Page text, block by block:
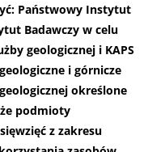
Państwowy Instytut
Badawczy w celu
geologicznej i KAPS
i górnicze
określone
podmioty
z zakresu